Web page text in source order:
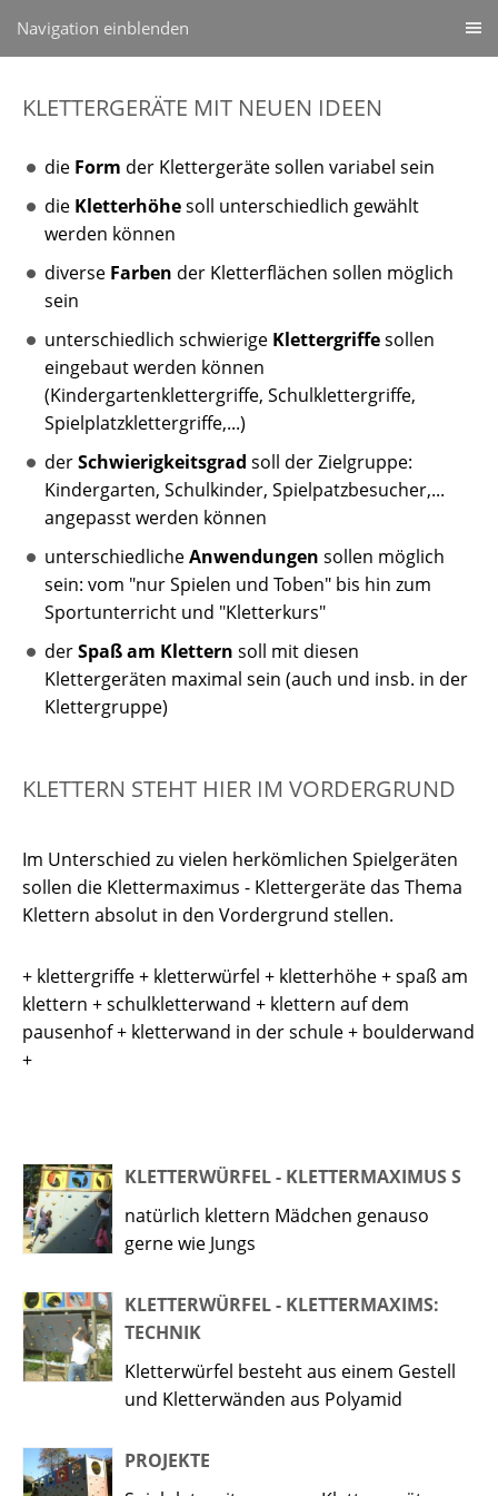
Navigation einblenden
KLETTERGERÄTE MIT NEUEN IDEEN
die Form der Klettergeräte sollen variabel sein
die Kletterhöhesoll unterschiedlich gewählt
werden können
diverse Farben der Kletterflächen sollen möglich
sein
unterschiedlich schwierige Klettergriffesollen
eingebaut werden können
(Kindergartenklettergriffe, Schulklettergriffe,
Spielplatzklettergriffe,...)
derSchwierigkeitsgrad soll der Zielgruppe:
Kindergarten, Schulkinder, Spielpatzbesucher,...
angepasst werden können
unterschiedlicheAnwendungen sollen möglich
sein: vom "nur Spielen und Toben" bis hin zum
Sportunterricht und "Kletterkurs"
derSpaß am Klettern soll mit diesen
Klettergeräten maximal sein (auch und insb. in der
Klettergruppe)
KLETTERN STEHT HIER IM VORDERGRUND
Im Unterschied zu vielen herkömlichen Spielgeräten
sollen die Klettermaximus - Klettergeräte das Thema
Klettern absolut in den Vordergrund stellen.
+ klettergriffe + kletterwürfel + kletterhöhe + spaß am
klettern + schulkletterwand + klettern auf dem
pausenhof + kletterwand in der schule + boulderwand
+
KLETTERWÜRFEL - KLETTERMAXIMUS S
natürlich klettern Mädchen genauso
gerne wie Jungs
KLETTERWÜRFEL - KLETTERMAXIMS:
TECHNIK
Kletterwürfel besteht aus einem Gestell
und Kletterwänden aus Polyamid
PROJEKTE